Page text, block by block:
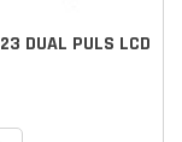
DUAL PULS LCD